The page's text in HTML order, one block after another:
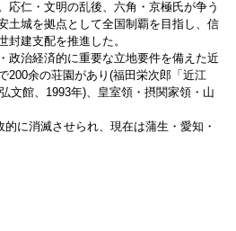
応仁・文明の乱後、六角・京極氏が争う
土城を拠点として全国制覇を目指し、信
封建支配を推進した。
政治経済的に重要な立地要件を備えた近
200余の荘園があり(福田栄次郎「近江
文館、1993年)、皇室領・摂関家領・山
的に消滅させられ、現在は蒲生・愛知・